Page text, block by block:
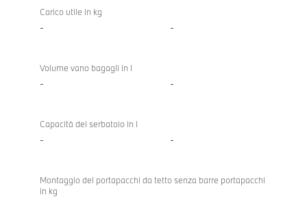
Carico utile in kg
- -
Volume vano bagagli in l
- -
Capacità del serbatoio in l
- -
Montaggio del portapacchi da tetto senza barre portapacchi
in kg